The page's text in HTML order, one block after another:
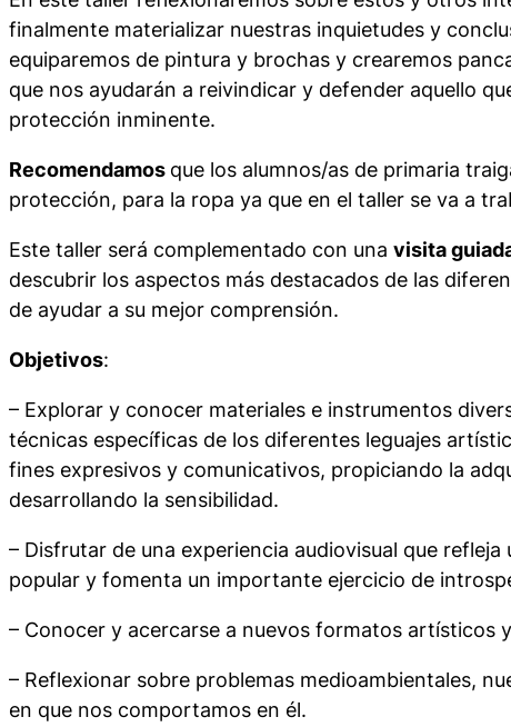
finalmente materializar nuestras inquietudes y
equiparemos de pintura y brochas y crearemos
que nos ayudarán a reivindicar y defender aquello
protección inminente.
Recomendamos que los alumnos/as de primaria
protección, para la ropa ya que en el taller se va a
Este taller será complementado con una visita
descubrir los aspectos más destacados de las
de ayudar a su mejor comprensión.
Objetivos:
– Explorar y conocer materiales e instrumentos
técnicas específicas de los diferentes leguajes
fines expresivos y comunicativos, propiciando la
desarrollando la sensibilidad.
– Disfrutar de una experiencia audiovisual que refleja
popular y fomenta un importante ejercicio de
– Conocer y acercarse a nuevos formatos artísticos
– Reflexionar sobre problemas medioambientales,
en que nos comportamos en él.